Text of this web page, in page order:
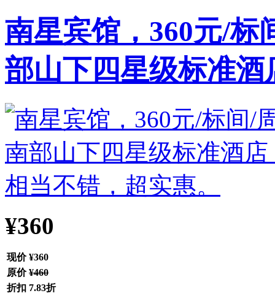
南星宾馆，360元/标
部山下四星级标准酒
¥360
现价 ¥360
原价 ¥460
折扣 7.83折